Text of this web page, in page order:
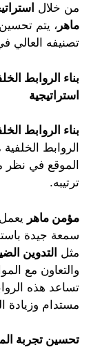
من خلال
ماهر ، يتم
تصنيفه العالي
بناء الروابط
استراتيجية
بناء الروابط
الروابط
الموقع في
ترتيبه.
مؤمن ماهر
سمعة جيدة
مثل التدوين
والتعاون مع
تساعد هذه
مستدام وزيادة
تحسين تجربة